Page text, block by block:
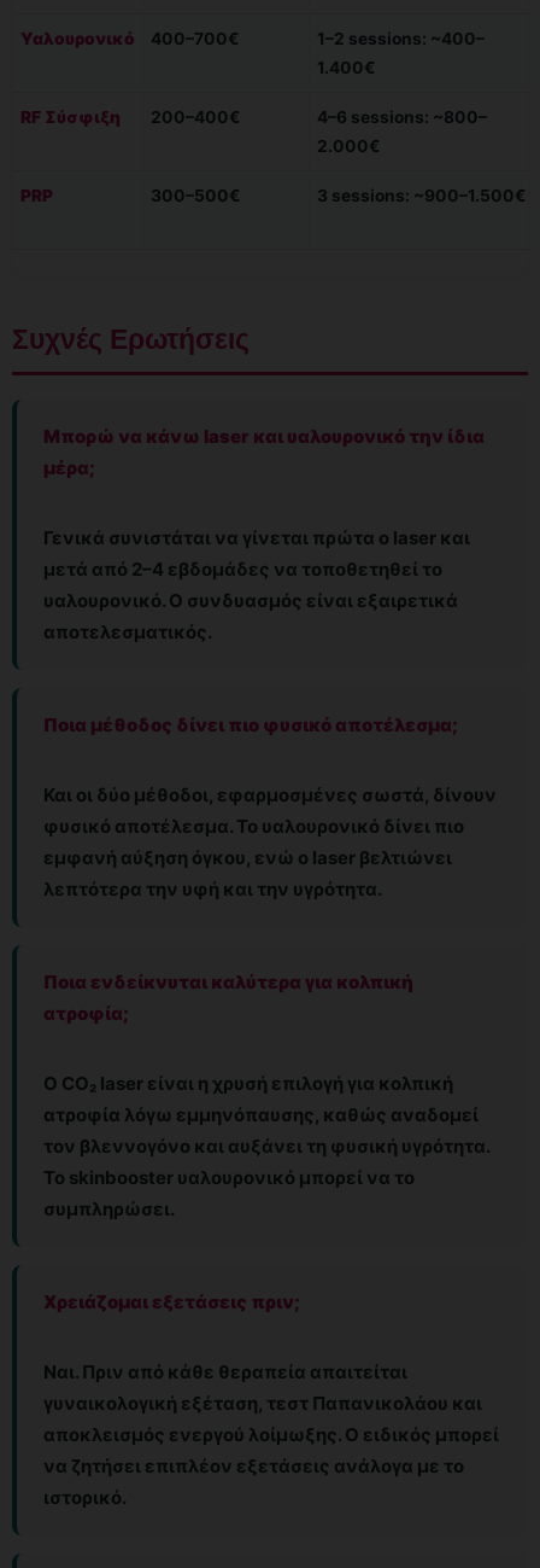
Υαλουρονικό 400–700€
1–2 sessions: ~400–
1.400€
RF Σύσφιξη 200–400€
4–6 sessions: ~800–
2.000€
PRP 300–500€ 3 sessions: ~900–1.500€
Συχνές Ερωτήσεις
Μπορώ να κάνω laser και υαλουρονικό την ίδια
μέρα;
Γενικά συνιστάται να γίνεται πρώτα ο laser και
μετά από 2–4 εβδομάδες να τοποθετηθεί το
υαλουρονικό. Ο συνδυασμός είναι εξαιρετικά
αποτελεσματικός.
Ποια μέθοδος δίνει πιο φυσικό αποτέλεσμα;
Και οι δύο μέθοδοι, εφαρμοσμένες σωστά, δίνουν
φυσικό αποτέλεσμα. Το υαλουρονικό δίνει πιο
εμφανή αύξηση όγκου, ενώ ο laser βελτιώνει
λεπτότερα την υφή και την υγρότητα.
Ποια ενδείκνυται καλύτερα για κολπική
ατροφία;
Ο CO₂ laser είναι η χρυσή επιλογή για κολπική
ατροφία λόγω εμμηνόπαυσης, καθώς αναδομεί
τον βλεννογόνο και αυξάνει τη φυσική υγρότητα.
Το skinbooster υαλουρονικό μπορεί να το
συμπληρώσει.
Χρειάζομαι εξετάσεις πριν;
Ναι. Πριν από κάθε θεραπεία απαιτείται
γυναικολογική εξέταση, τεστ Παπανικολάου και
αποκλεισμός ενεργού λοίμωξης. Ο ειδικός μπορεί
να ζητήσει επιπλέον εξετάσεις ανάλογα με το
ιστορικό.